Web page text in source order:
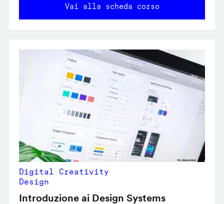
Vai alla scheda corso
Digital Creativity
Design
Introduzione ai Design Systems